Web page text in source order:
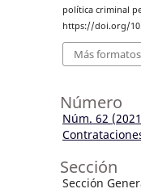
política criminal
https://doi.org/
Más
Número
Núm. 62
Sección
Sección